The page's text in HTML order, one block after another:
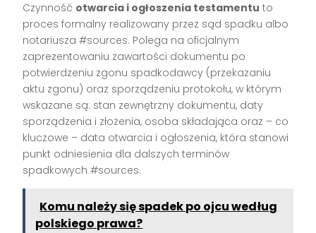
Czynność otwarcia i ogłoszenia testamentu to
proces formalny realizowany przez sąd spadku albo
notariusza #sources. Polega na oficjalnym
zaprezentowaniu zawartości dokumentu po
potwierdzeniu zgonu spadkodawcy (przekazaniu
aktu zgonu) oraz sporządzeniu protokołu, w którym
wskazane są: stan zewnętrzny dokumentu, daty
sporządzenia i złożenia, osoba składająca oraz – co
kluczowe – data otwarcia i ogłoszenia, która stanowi
punkt odniesienia dla dalszych terminów
spadkowych #sources.
Komu należy się spadek po ojcu według
polskiego prawa?